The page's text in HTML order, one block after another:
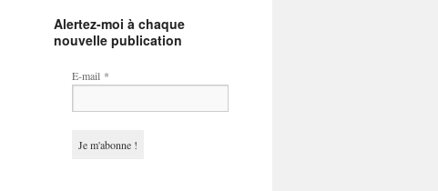
Alertez-moi à chaque
nouvelle publication
E-mail *